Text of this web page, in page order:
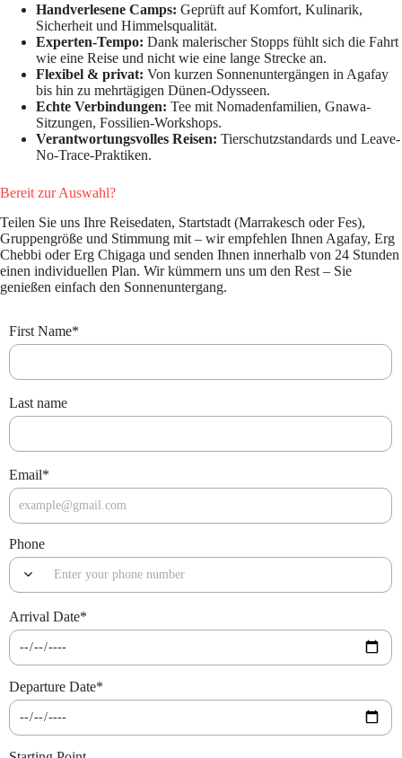
Handverlesene Camps: Geprüft auf Komfort, Kulinarik,
Sicherheit und Himmelsqualität.
Experten-Tempo: Dank malerischer Stopps fühlt sich die Fahrt
wie eine Reise und nicht wie eine lange Strecke an.
Flexibel & privat: Von kurzen Sonnenuntergängen in Agafay
bis hin zu mehrtägigen Dünen-Odysseen.
Echte Verbindungen: Tee mit Nomadenfamilien, Gnawa-
Sitzungen, Fossilien-Workshops.
Verantwortungsvolles Reisen: Tierschutzstandards und Leave-
No-Trace-Praktiken.
Bereit zur Auswahl?
Teilen Sie uns Ihre Reisedaten, Startstadt (Marrakesch oder Fes),
Gruppengröße und Stimmung mit – wir empfehlen Ihnen Agafay, Erg
Chebbi oder Erg Chigaga und senden Ihnen innerhalb von 24 Stunden
einen individuellen Plan. Wir kümmern uns um den Rest – Sie
genießen einfach den Sonnenuntergang.
First Name*
Last name
Email*
Phone
Arrival Date*
Departure Date*